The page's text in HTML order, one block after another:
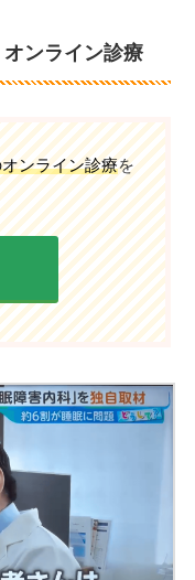
ンライン診療
ンライン診療を